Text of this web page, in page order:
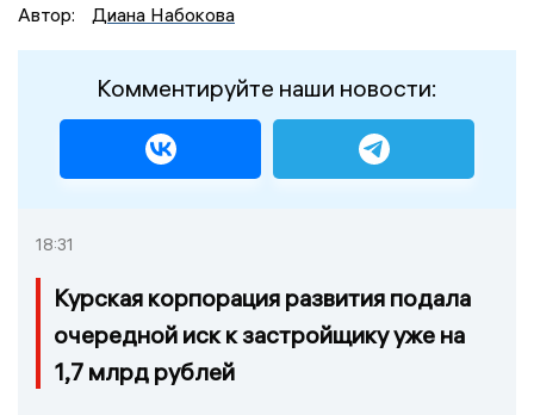
Автор:
Диана Набокова
Комментируйте наши новости:
18:31
Курская корпорация развития подала
очередной иск к застройщику уже на
1,7 млрд рублей